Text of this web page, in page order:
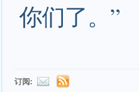
你们了。”
订阅: